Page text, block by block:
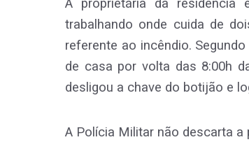
A proprietária da
trabalhando onde cuida de
referente ao incêndio.
de casa por volta das 8:00h
desligou a chave do botijão e
A Polícia Militar não descarta